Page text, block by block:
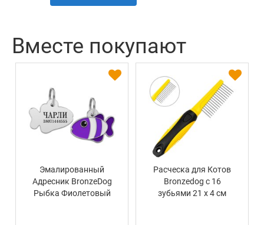
Вместе покупают
Эмалированный
Адресник BronzeDog
Рыбка Фиолетовый
Расческа для Котов
Bronzedog с 16
зубьями 21 х 4 см